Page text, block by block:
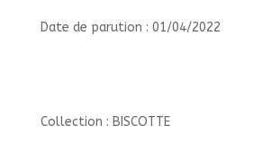
Date de parution : 01/04/2022
Collection : BISCOTTE